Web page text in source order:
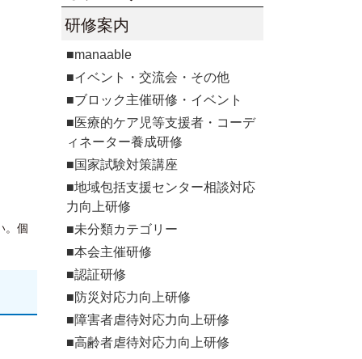
。個
研修案内
■manaable
■イベント・交流会・その他
■ブロック主催研修・イベント
■医療的ケア児等支援者・コーデ
ィネーター養成研修
■国家試験対策講座
■地域包括支援センター相談対応
力向上研修
■未分類カテゴリー
■本会主催研修
■認証研修
■防災対応力向上研修
■障害者虐待対応力向上研修
■高齢者虐待対応力向上研修